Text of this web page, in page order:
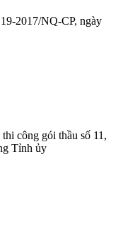
2017/NQ-CP, ngày
công gói thầu số 11,
Tỉnh ủy